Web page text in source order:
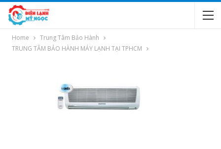
Home
Trung Tâm Bảo Hành
TRUNG TÂM BẢO HÀNH MÁY LẠNH TẠI TPHCM